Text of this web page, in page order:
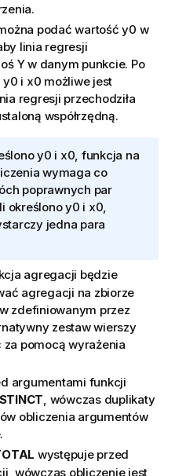
podać wartośćy0 w
linia regresji
Y w danym punkcie. Po
y0 i x0 możliwe jest
regresji przechodziła
współrzędną.
y0 i x0, funkcja na
wymaga co
poprawnych par
określonoy0 i x0,
jedna para
agregacji będzie
agregacji na zbiorze
zdefiniowanym przez
zestaw wierszy
pomocą wyrażenia
argumentami funkcji
, wówczas duplikaty
obliczenia argumentów
występuje przed
wówczas obliczenie jest